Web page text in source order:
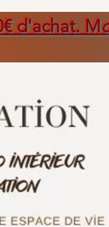
d'achat. M